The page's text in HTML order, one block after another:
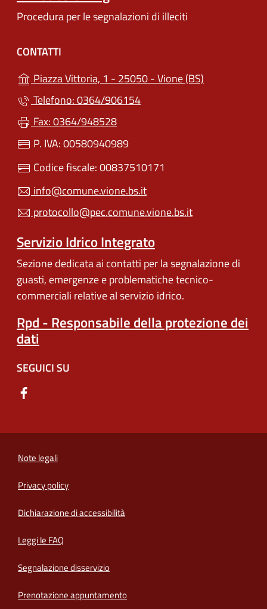
Procedura per le segnalazioni di illeciti
CONTATTI
Piazza Vittoria, 1 - 25050 - Vione (BS)
Telefono: 0364/906154
Fax: 0364/948528
P. IVA: 00580940989
Codice fiscale: 00837510171
info@comune.vione.bs.it
protocollo@pec.comune.vione.bs.it
Servizio Idrico Integrato
Sezione dedicata ai contatti per la segnalazione di
guasti, emergenze e problematiche tecnico-
commerciali relative al servizio idrico.
Rpd - Responsabile della protezione dei
dati
SEGUICI SU
Note legali
Privacy policy
Dichiarazione di accessibilità
Leggi le FAQ
Segnalazione disservizio
Prenotazione appuntamento